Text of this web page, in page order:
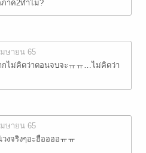
าค2ทำไม?
ษายน 65
ไม่คิดว่าตอนจบจะㅠㅠ…ไม่คิดว่า
ษายน 65
งจริงๆอะฮืออออㅠㅠ